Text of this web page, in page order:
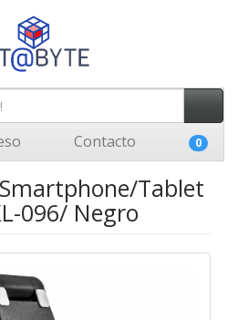
Contacto 0
Tablet
096/ Negro